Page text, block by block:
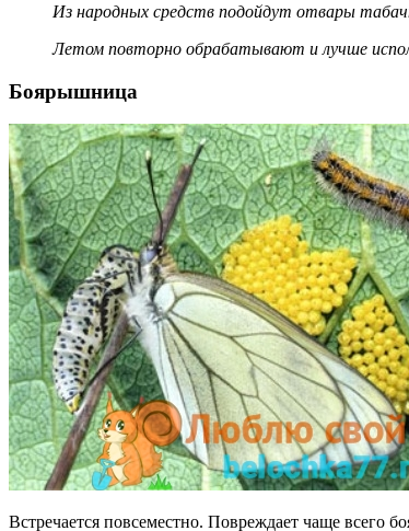
Из народных средств подойдут отвары
Летом повторно обрабатывают и лучше
Боярышница
Встречается повсеместно. Повреждает чаще всего